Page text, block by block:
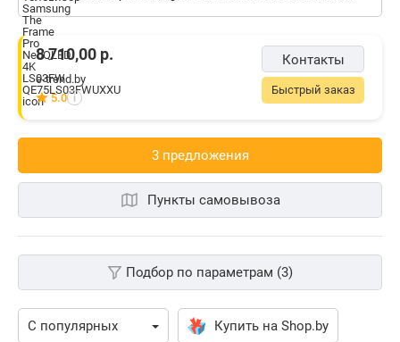
Контакты
Быстрый заказ
8 710,00 р.
e-trend.by
5.0 i
3 предложения
Пункты самовывоза
Подбор по параметрам (3)
Купить на Shop.by